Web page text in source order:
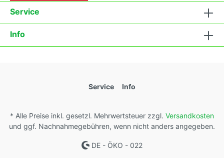
Service
Info
Service Info
* Alle Preise inkl. gesetzl. Mehrwertsteuer zzgl. Versandkosten
und ggf. Nachnahmegebühren, wenn nicht anders angegeben.
DE - ÖKO - 022